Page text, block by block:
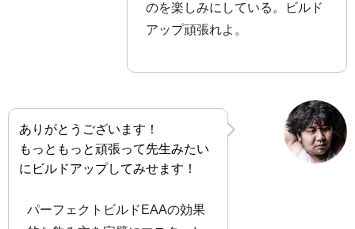
のを楽しみにしている。ビルド
アップ頑張れよ。
ありがとうございます！
もっともっと頑張って先生みたい
にビルドアップしてみせます！
パーフェクトビルドEAAの効果